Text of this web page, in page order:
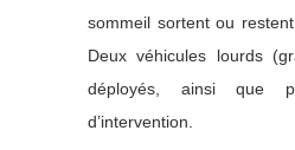
sommeil sortent ou
Deux véhicules lourds
déployés, ainsi que
d’intervention.